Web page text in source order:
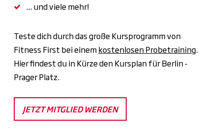
... und viele mehr!
Teste dich durch das große Kursprogramm von
Fitness First bei einemkostenlosen Probetraining.
Hier findest du in Kürze den Kursplan für Berlin -
Prager Platz.
JETZT MITGLIED WERDEN